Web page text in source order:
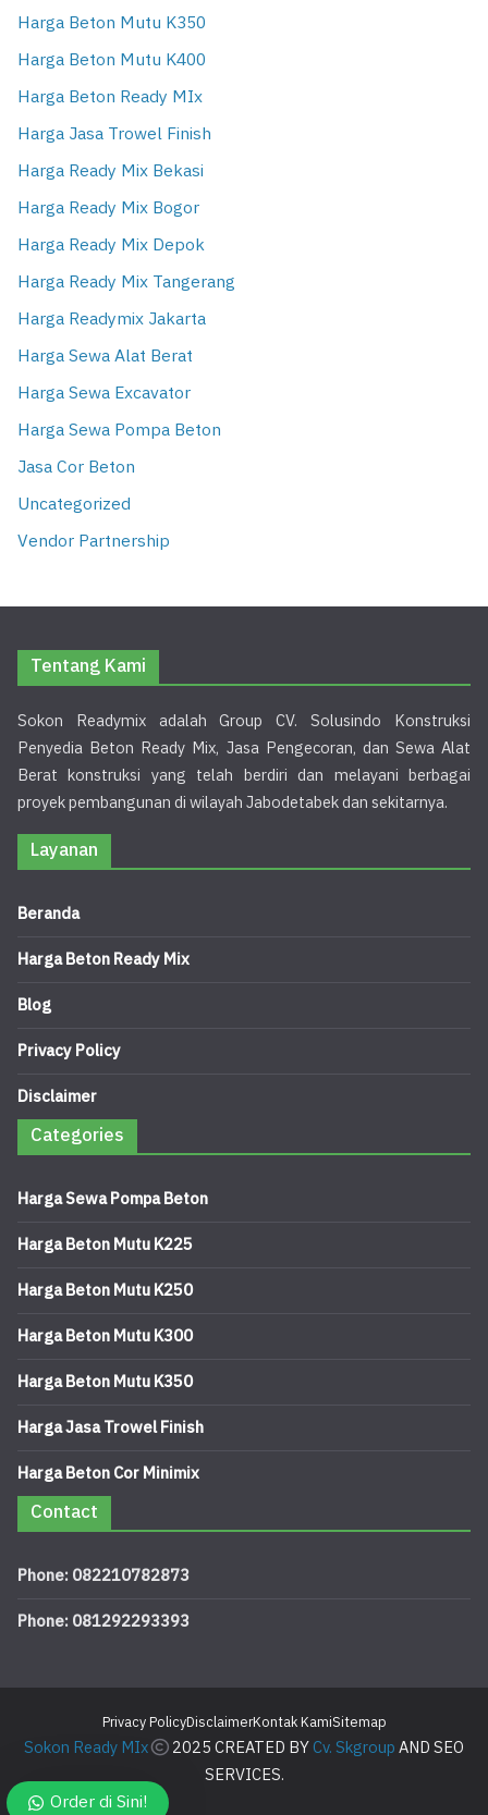
Harga Beton Mutu K350
Harga Beton Mutu K400
Harga Beton Ready MIx
Harga Jasa Trowel Finish
Harga Ready Mix Bekasi
Harga Ready Mix Bogor
Harga Ready Mix Depok
Harga Ready Mix Tangerang
Harga Readymix Jakarta
Harga Sewa Alat Berat
Harga Sewa Excavator
Harga Sewa Pompa Beton
Jasa Cor Beton
Uncategorized
Vendor Partnership
Tentang Kami
Sokon Readymix adalah Group CV. Solusindo Konstruksi
Penyedia Beton Ready Mix, Jasa Pengecoran, dan Sewa Alat
Berat konstruksi yang telah berdiri dan melayani berbagai
proyek pembangunan di wilayah Jabodetabek dan sekitarnya.
Layanan
Beranda
Harga Beton Ready Mix
Blog
Privacy Policy
Disclaimer
Categories
Harga Sewa Pompa Beton
Harga Beton Mutu K225
Harga Beton Mutu K250
Harga Beton Mutu K300
Harga Beton Mutu K350
Harga Jasa Trowel Finish
Harga Beton Cor Minimix
Contact
Phone: 082210782873
Phone: 081292293393
Privacy PolicyDisclaimerKontak KamiSitemap
Sokon Ready MIx 2025 CREATED BYCv. SkgroupAND SEO
SERVICES.
Order di Sini!